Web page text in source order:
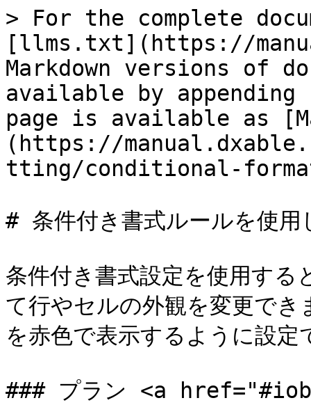
> For the complete
[llms.txt](https://
Markdown versions of
available by
page is available as
(https://
tting/conditional-
# 条件付き書式ルールを使用
条件付き書式設定を使用す
て行やセルの外観を変更で
を赤色で表示するように設定
### プラン <a